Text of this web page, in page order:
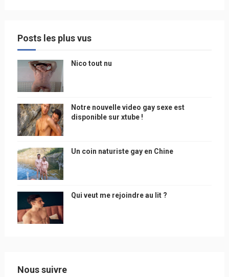
Posts les plus vus
Nico tout nu
Notre nouvelle video gay sexe est
disponible sur xtube !
Un coin naturiste gay en Chine
Qui veut me rejoindre au lit ?
Nous suivre